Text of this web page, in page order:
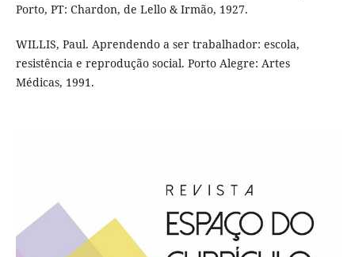
Porto, PT: Chardon, de Lello & Irmão, 1927.
WILLIS, Paul. Aprendendo a ser trabalhador: escola,
resistência e reprodução social. Porto Alegre: Artes
Médicas, 1991.